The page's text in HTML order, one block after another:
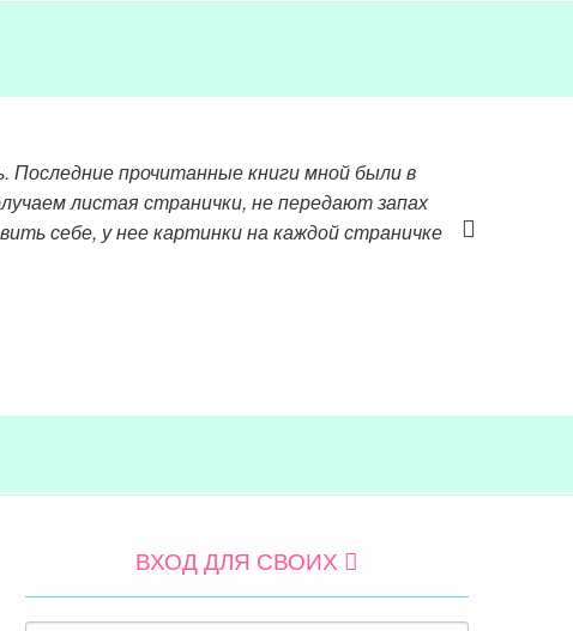
Последние прочитанные книги мной были в
листая странички, не передают запах
себе, у нее картинки на каждой страничке
ВХОД ДЛЯ СВОИХ